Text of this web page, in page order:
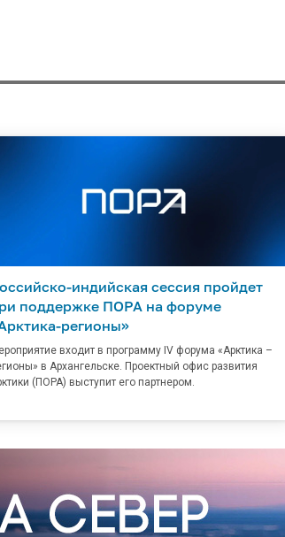
индийская сессия пройдет
поддержке ПОРА на форуме
регионы»
входит в программу IV форума «Арктика –
в Архангельске. Проектный офис развития
(ПОРА) выступит его партнером.